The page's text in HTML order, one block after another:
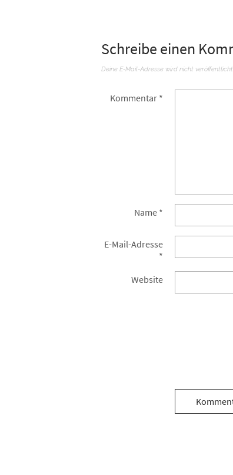
Schreibe einen
Deine E-Mail-Adresse wird nicht veröffentlicht.
Kommentar *
Name *
E-Mail-Adresse
*
Website